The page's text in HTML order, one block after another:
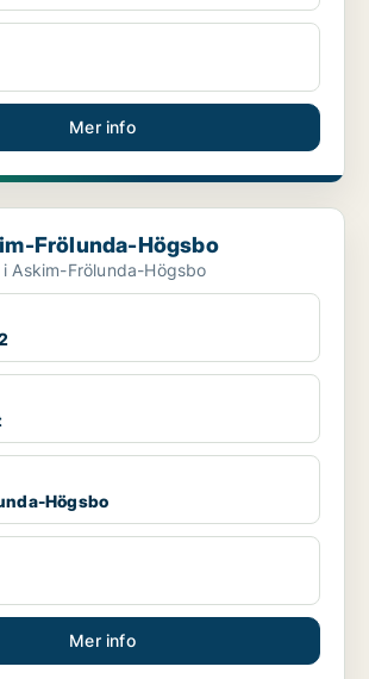
Mer info
Högsbo
Frölunda-Högsbo
Askim-Frölunda-Högsbo
Högsbo
Mer info